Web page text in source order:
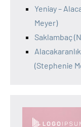
Yeniay –
Meyer)
Saklambaç
(Stephenie